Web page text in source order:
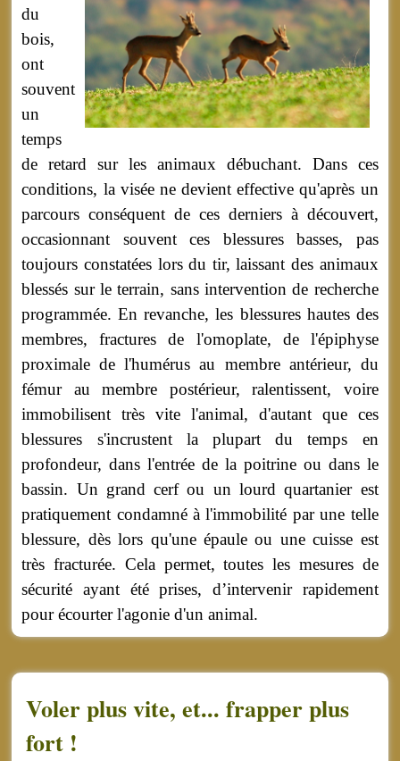
du
bois,
ont
souvent
un
temps
de retard sur les animaux débuchant. Dans ces
conditions, la visée ne devient effective qu'après un
parcours conséquent de ces derniers à découvert,
occasionnant souvent ces blessures basses, pas
toujours constatées lors du tir, laissant des animaux
blessés sur le terrain, sans intervention de recherche
programmée. En revanche, les blessures hautes des
membres, fractures de l'omoplate, de l'épiphyse
proximale de l'humérus au membre antérieur, du
fémur au membre postérieur, ralentissent, voire
immobilisent très vite l'animal, d'autant que ces
blessures s'incrustent la plupart du temps en
profondeur, dans l'entrée de la poitrine ou dans le
bassin. Un grand cerf ou un lourd quartanier est
pratiquement condamné à l'immobilité par une telle
blessure, dès lors qu'une épaule ou une cuisse est
très fracturée. Cela permet, toutes les mesures de
sécurité ayant été prises, d’intervenir rapidement
pour écourter l'agonie d'un animal.
Voler plus vite, et... frapper plus
fort !